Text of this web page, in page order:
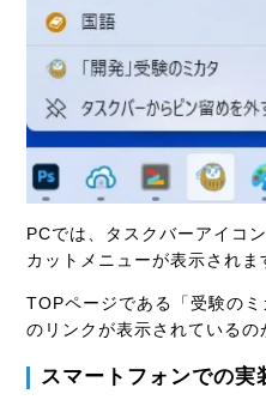
PCでは、タスクバーアイコ
カットメニューが表示されま
TOPページである「受験の
のリンクが表示されているの
スマートフォンでの実